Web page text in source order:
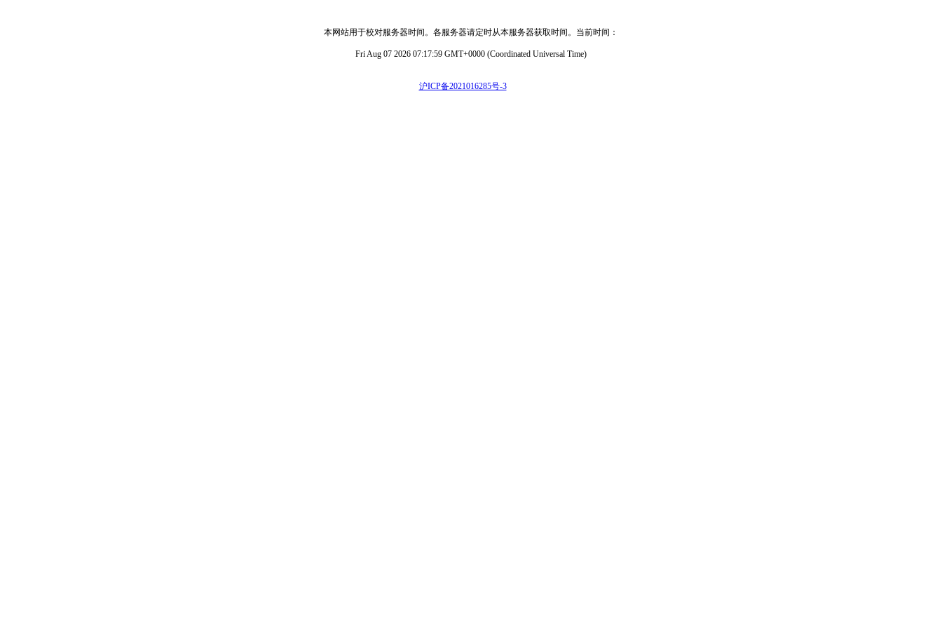
本网站用于校对服务器时间。各服务器请定时从本服务器获取时间。当前时间：
Fri Aug 07 2026 07:17:59 GMT+0000 (Coordinated Universal Time)
沪ICP备2021016285号-3